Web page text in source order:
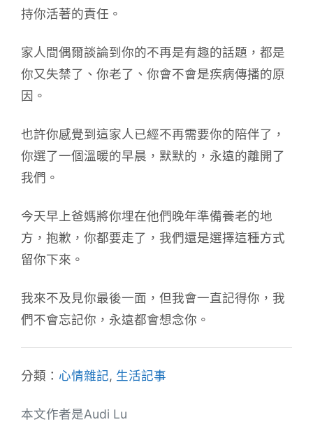
持你活著的責任。
家人間偶爾談論到你的不再是有趣的話題，都是
你又失禁了、你老了、你會不會是疾病傳播的原
因。
也許你感覺到這家人已經不再需要你的陪伴了，
你選了一個溫暖的早晨，默默的，永遠的離開了
我們。
今天早上爸媽將你埋在他們晚年準備養老的地
方，抱歉，你都要走了，我們還是選擇這種方式
留你下來。
我來不及見你最後一面，但我會一直記得你，我
們不會忘記你，永遠都會想念你。
分類： 心情雜記, 生活記事
本文作者是Audi Lu